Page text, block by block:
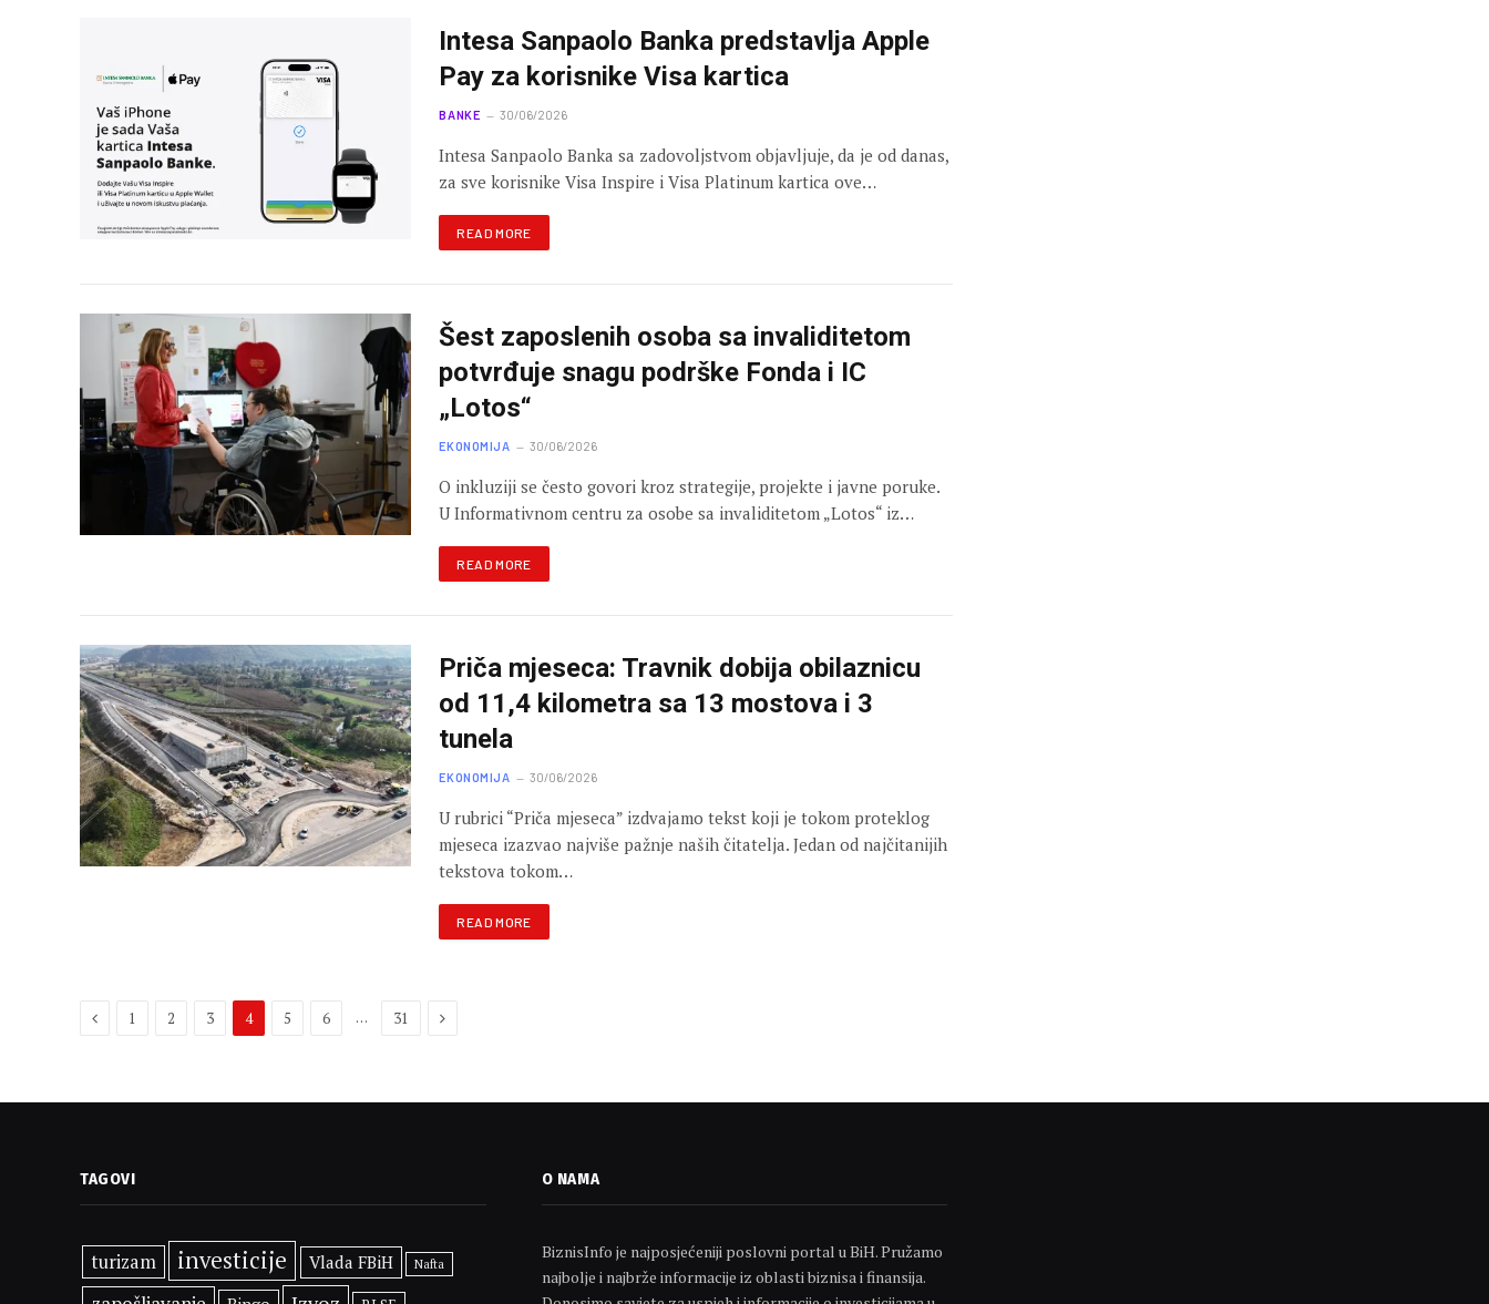
Intesa Sanpaolo Banka predstavlja Apple
Pay za korisnike Visa kartica
BANKE 30/06/2026
Intesa Sanpaolo Banka sa zadovoljstvom objavljuje, da je od danas,
za sve korisnike Visa Inspire i Visa Platinum kartica ove…
READ MORE
Šest zaposlenih osoba sa invaliditetom
potvrđuje snagu podrške Fonda i IC
„Lotos“
EKONOMIJA 30/06/2026
O inkluziji se često govori kroz strategije, projekte i javne poruke.
U Informativnom centru za osobe sa invaliditetom „Lotos“ iz…
READ MORE
Priča mjeseca: Travnik dobija obilaznicu
od 11,4 kilometra sa 13 mostova i 3
tunela
EKONOMIJA 30/06/2026
U rubrici “Priča mjeseca” izdvajamo tekst koji je tokom proteklog
mjeseca izazvao najviše pažnje naših čitatelja. Jedan od najčitanijih
tekstova tokom…
READ MORE
Previous
1 2 3 4 5 6 … 31 Next
TAGOVI
turizam investicije Vlada FBiH Nafta
O NAMA
BiznisInfo je najposjećeniji poslovni portal u BiH. Pružamo
najbolje i najbrže informacije iz oblasti biznisa i finansija.